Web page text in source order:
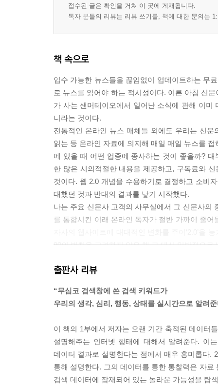
맺는 글 무엇을 검색하는가가 우리를 말해 준다
접수된 글은 확인을 거쳐 이 곳에 게재됩니다.
독자 분들의 리뷰는 리뷰 쓰기를, 책에 대한 문의는
책 속으로
입수 가능한 뉴스들을 끊임없이 업데이트하는 무
로 뉴스를 읽어야 하는 적시성이다. 이른 아침 신
가 사는 샌머테이오에서 일어난 소식에 관해 이
니라는 것이다.
전통적인 온라인 뉴스 매체들 외에도 우리는 신
읽는 등 온라인 자료에 의지해 매일 매일 뉴스를
에 있을 때 어떤 업종에 종사하는 것이 좋을까?
한 많은 시의적절한 내용을 제공하고, 구독료와
것이다. 웹 2.0 개념을 수용하기로 결정하고 소비
대했던 것과 반대의 결과를 낳기 시작했다.
나는 주요 신문사 고객의 사무실에서 그 신문사의
를 통합시킨 이래 온라인 독자가 절반 가까이 줄
90의 법칙을 고려하지 않은 채 그 대신 일반적으
없이 전통적인 포맷, 그러니까 매일 아침 대문 앞
본 적이 있다. 기업들이 소비자 생산 매체를 적극
기업들은 웹 2.0을 사용하는 주체를 정확하게 이
시간이 흐르면서 우리는 검색자들의 지식이 정교
인터넷 사용자들이 검색엔진에 많은 질문을 던지
단어에 대한 검색으로 만족했다. 하지만 시간이 흐
자세한 표현으로 검색을 정제하게 되었다. 3년 전
출판사 리뷰
“무심코 검색창에 쓴 검색 키워드가
우리의 생각, 심리, 행동, 상태를 실시간으로 알려
이 책의 1부에서 저자는 오랜 기간 축적된 데이터
설명해주는 인터넷 행태에 대해서 알려준다. 이
데이터 결과로 설명한다는 점에서 매우 흥미롭다.
통해 설명한다. 그의 데이터를 통한 통찰력은 자
검색 데이터에 잠재되어 있는 놀라운 가능성을 탐